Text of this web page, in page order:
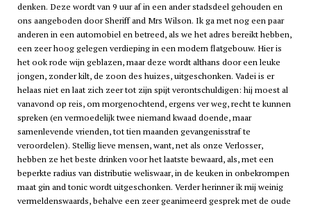
denken. Deze wordt van 9 uur af in een ander stadsdeel gehouden en
ons aangeboden door Sheriff and Mrs Wilson. Ik ga met nog een paar
anderen in een automobiel en betreed, als we het adres bereikt hebben,
een zeer hoog gelegen verdieping in een modern flatgebouw. Hier is
het ook rode wijn geblazen, maar deze wordt althans door een leuke
jongen, zonder kilt, de zoon des huizes, uitgeschonken. Vadei is er
helaas niet en laat zich zeer tot zijn spijt verontschuldigen: hij moest al
vanavond op reis, om morgenochtend, ergens ver weg, recht te kunnen
spreken (en vermoedelijk twee niemand kwaad doende, maar
samenlevende vrienden, tot tien maanden gevangenisstraf te
veroordelen). Stellig lieve mensen, want, net als onze Verlosser,
hebben ze het beste drinken voor het laatste bewaard, als, met een
beperkte radius van distributie weliswaar, in de keuken in onbekrompen
maat gin and tonic wordt uitgeschonken. Verder herinner ik mij weinig
vermeldenswaards, behalve een zeer geanimeerd gesprek met de oude